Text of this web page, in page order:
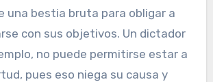
una bestia bruta para obligar a
con sus objetivos. Un dictador
no puede permitirse estar a
pues eso niega su causa y